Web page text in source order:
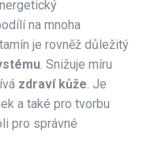
na mnoha
je rovněž důležitý
. Snižuje míru
zdraví kůže. Je
a také pro tvorbu
pro správné